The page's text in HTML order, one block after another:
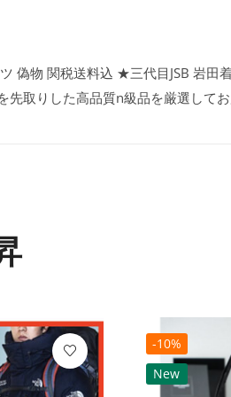
偽物 関税送料込 ★三代目JSB 岩
先取りした高品質n級品を厳選して
-10%
New